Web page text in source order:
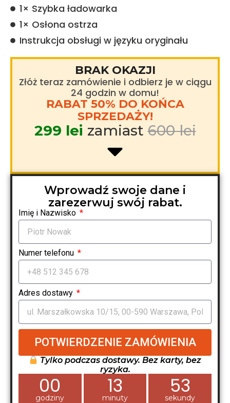
​1× Szybka ładowarka
​1× Osłona ostrza
Instrukcja obsługi w języku oryginału
BRAK OKAZJI
Złóż teraz zamówienie i odbierz je w ciągu
24 godzin w domu!
RABAT 50% DO KOŃCA
SPRZEDAŻY!
299 lei zamiast600 lei
Wprowadź swoje dane i
zarezerwuj swój rabat.
Imię i Nazwisko
Numer telefonu
Adres dostawy
POTWIERDZENIE ZAMÓWIENIA
Tylko podczas dostawy. Bez karty, bez
ryzyka.
00
godziny 13
minuty 52
sekundy